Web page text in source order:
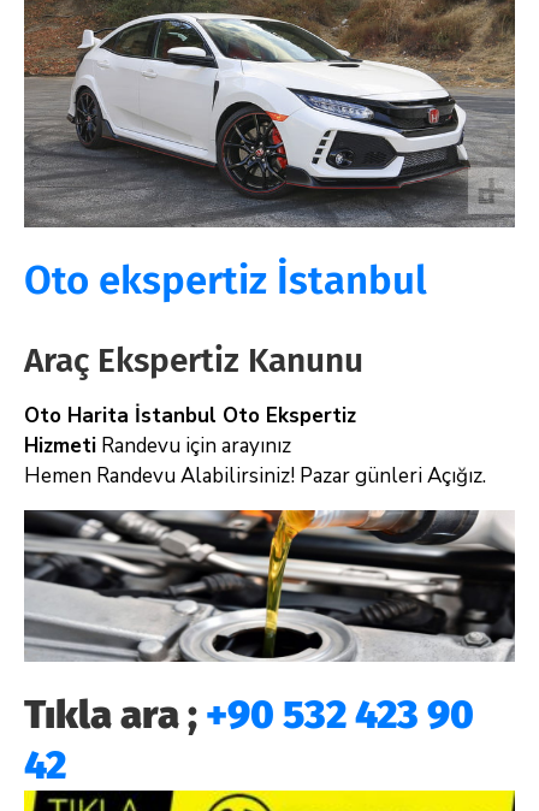
Oto ekspertiz İstanbul
Araç Ekspertiz Kanunu
Oto Harita İstanbul Oto Ekspertiz
Hizmeti Randevu için arayınız
Hemen Randevu Alabilirsiniz! Pazar günleri Açığız.
Tıkla ara ; +90 532 423 90
42